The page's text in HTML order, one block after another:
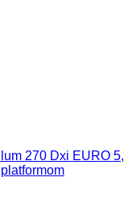
270 Dxi EURO 5,